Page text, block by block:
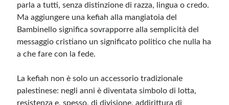
Feed dei commenti
WordPress.org
parla a tutti, senza distinzione di razza, lingua o credo.
Ma aggiungere una kefiah alla mangiatoia del
Bambinello significa sovrapporre alla semplicità del
messaggio cristiano un significato politico che nulla ha
a che fare con la fede.
La kefiah non è solo un accessorio tradizionale
palestinese: negli anni è diventata simbolo di lotta,
resistenza e, spesso, di divisione, addirittura di